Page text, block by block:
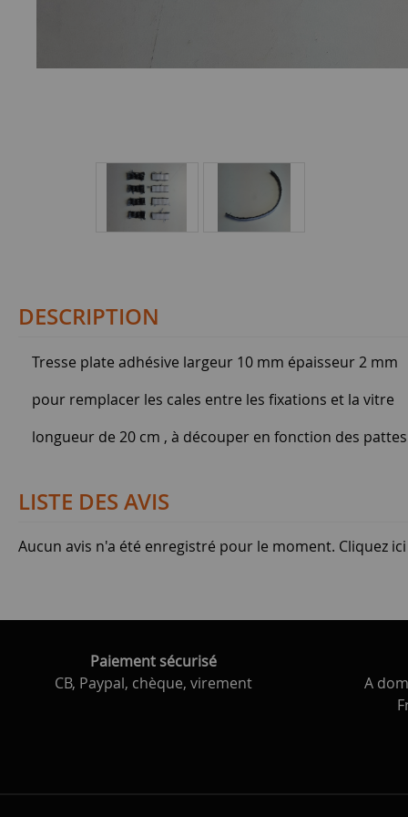
DESCRIPTION
Tresse plate adhésive largeur 10 mm épaisseur 2 mm
pour remplacer les cales entre les fixations et la vitre
longueur de 20 cm , à découper en fonction des
LISTE DES AVIS
Aucun avis n'a été enregistré pour le moment. Cliquez
Paiement sécurisé
CB, Paypal, chèque, virement
A